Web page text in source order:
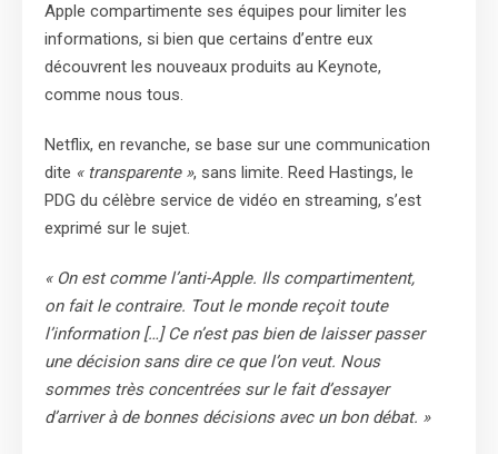
Apple compartimente ses équipes pour limiter les
informations, si bien que certains d’entre eux
découvrent les nouveaux produits au Keynote,
comme nous tous.
Netflix, en revanche, se base sur une communication
dite « transparente », sans limite. Reed Hastings, le
PDG du célèbre service de vidéo en streaming, s’est
exprimé sur le sujet.
« On est comme l’anti-Apple. Ils compartimentent,
on fait le contraire. Tout le monde reçoit toute
l’information […] Ce n’est pas bien de laisser passer
une décision sans dire ce que l’on veut. Nous
sommes très concentrées sur le fait d’essayer
d’arriver à de bonnes décisions avec un bon débat. »